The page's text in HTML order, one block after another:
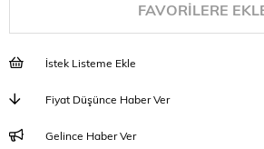
FAVORILERE
İstek Listeme Ekle
Fiyat Düşünce Haber Ver
Gelince Haber Ver